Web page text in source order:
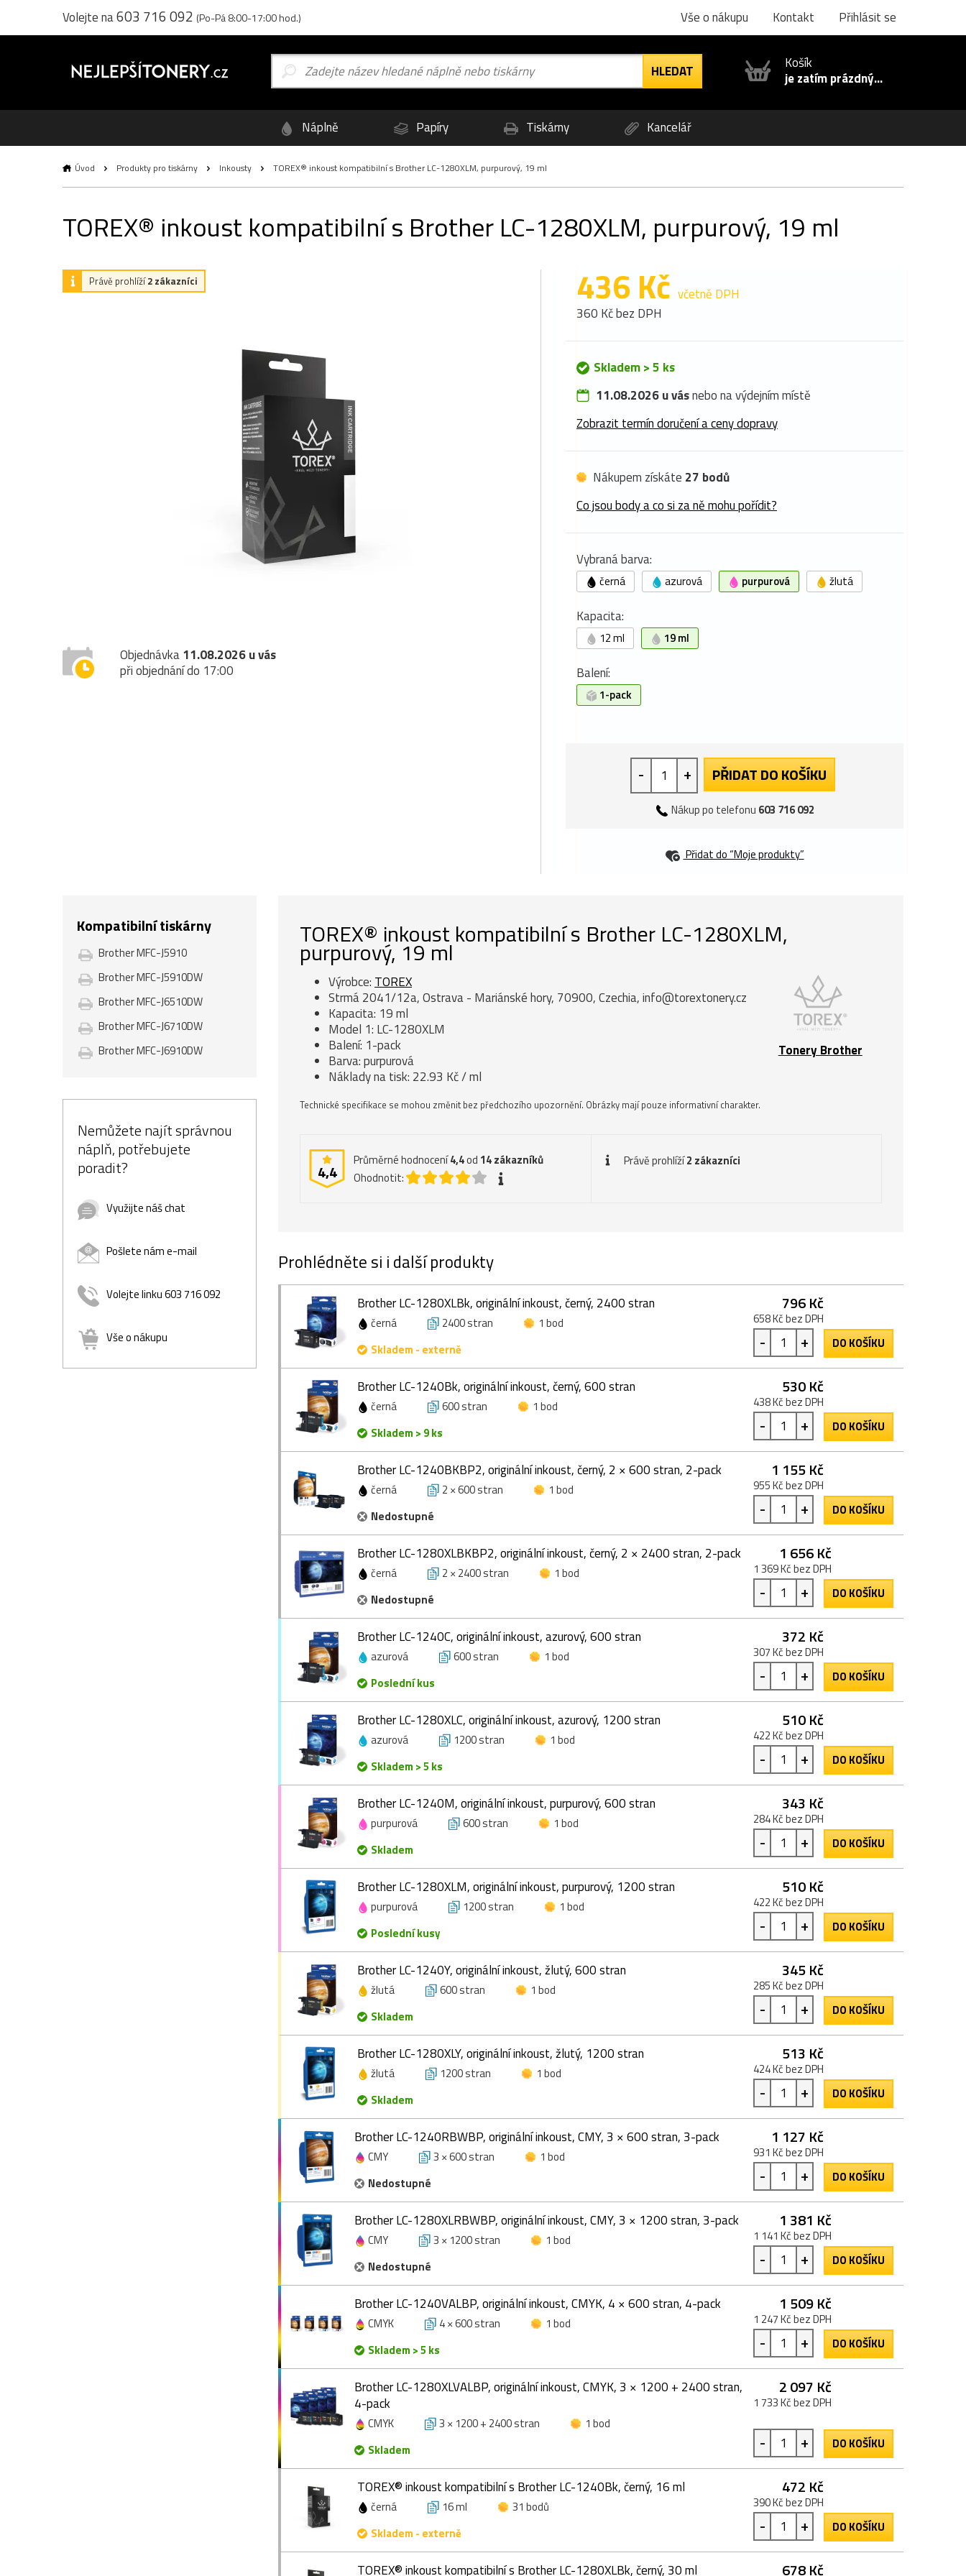
Volejte na603 716 092 (Po-Pá 8:00-17:00 hod.) Vše o nákupu Kontakt Přihlásit se
Košík
je zatím prázdný...
Náplně Papíry Tiskárny Kancelář
Úvod Produkty pro tiskárny Inkousty TOREX® inkoust kompatibilní s Brother LC-1280XLM, purpurový, 19 ml
TOREX® inkoust kompatibilní s Brother LC-1280XLM, purpurový, 19 ml
Právě prohlíží2 zákazníci
Objednávka11.08.2026 u vás
při objednání do 17:00
436 Kč včetně DPH
360 Kč bez DPH
Skladem > 5 ks
11.08.2026 u vásnebo na výdejním místě
Zobrazit termín doručení a ceny dopravy
Nákupem získáte 27 bodů
Co jsou body a co si za ně mohu pořídit?
Vybraná barva:
černá azurová purpurová žlutá
Kapacita:
12 ml 19 ml
Balení:
1-pack
- + PŘIDAT DO KOŠÍKU
Nákup po telefonu 603 716 092
Přidat do “Moje produkty”
Kompatibilní tiskárny
Brother MFC-J5910
Brother MFC-J5910DW
Brother MFC-J6510DW
Brother MFC-J6710DW
Brother MFC-J6910DW
Nemůžete najít správnou
náplň, potřebujete
poradit?
Využijte náš chat
Pošlete nám e-mail
Volejte linku 603 716 092
Vše o nákupu
TOREX® inkoust kompatibilní s Brother LC-1280XLM,
purpurový, 19 ml
Tonery Brother
Výrobce: TOREX
Strmá 2041/12a, Ostrava - Mariánské hory, 70900, Czechia, info@torextonery.cz
Kapacita: 19 ml
Model 1: LC-1280XLM
Balení: 1-pack
Barva: purpurová
Náklady na tisk: 22.93 Kč / ml
Technické specifikace se mohou změnit bez předchozího upozornění. Obrázky mají pouze informativní charakter.
4,4
Průměrné hodnocení4,4od 14zákazníků
Ohodnotit:
Právě prohlíží2 zákazníci
Prohlédněte si i další produkty
Brother LC-1280XLBk, originální inkoust, černý, 2400 stran
černá 2400 stran
1 bod
Skladem - externě
796 Kč
658 Kč bez DPH
- + DO KOŠÍKU
Brother LC-1240Bk, originální inkoust, černý, 600 stran
černá 600 stran
1 bod
Skladem > 9 ks
530 Kč
438 Kč bez DPH
- + DO KOŠÍKU
Brother LC-1240BKBP2, originální inkoust, černý, 2 × 600 stran, 2-pack
černá 2 × 600 stran
1 bod
Nedostupné
1 155 Kč
955 Kč bez DPH
- + DO KOŠÍKU
Brother LC-1280XLBKBP2, originální inkoust, černý, 2 × 2400 stran, 2-pack
černá 2 × 2400 stran
1 bod
Nedostupné
1 656 Kč
1 369 Kč bez DPH
- + DO KOŠÍKU
Brother LC-1240C, originální inkoust, azurový, 600 stran
azurová 600 stran
1 bod
Poslední kus
372 Kč
307 Kč bez DPH
- + DO KOŠÍKU
Brother LC-1280XLC, originální inkoust, azurový, 1200 stran
azurová 1200 stran
1 bod
Skladem > 5 ks
510 Kč
422 Kč bez DPH
- + DO KOŠÍKU
Brother LC-1240M, originální inkoust, purpurový, 600 stran
purpurová 600 stran
1 bod
Skladem
343 Kč
284 Kč bez DPH
- + DO KOŠÍKU
Brother LC-1280XLM, originální inkoust, purpurový, 1200 stran
purpurová 1200 stran
1 bod
Poslední kusy
510 Kč
422 Kč bez DPH
- + DO KOŠÍKU
Brother LC-1240Y, originální inkoust, žlutý, 600 stran
žlutá 600 stran
1 bod
Skladem
345 Kč
285 Kč bez DPH
- + DO KOŠÍKU
Brother LC-1280XLY, originální inkoust, žlutý, 1200 stran
žlutá 1200 stran
1 bod
Skladem
513 Kč
424 Kč bez DPH
- + DO KOŠÍKU
Brother LC-1240RBWBP, originální inkoust, CMY, 3 × 600 stran, 3-pack
CMY 3 × 600 stran
1 bod
Nedostupné
1 127 Kč
931 Kč bez DPH
- + DO KOŠÍKU
Brother LC-1280XLRBWBP, originální inkoust, CMY, 3 × 1200 stran, 3-pack
CMY 3 × 1200 stran
1 bod
Nedostupné
1 381 Kč
1 141 Kč bez DPH
- + DO KOŠÍKU
Brother LC-1240VALBP, originální inkoust, CMYK, 4 × 600 stran, 4-pack
CMYK 4 × 600 stran
1 bod
Skladem > 5 ks
1 509 Kč
1 247 Kč bez DPH
- + DO KOŠÍKU
Brother LC-1280XLVALBP, originální inkoust, CMYK, 3 × 1200 + 2400 stran,
4-pack
CMYK 3 × 1200 + 2400 stran
1 bod
Skladem
2 097 Kč
1 733 Kč bez DPH
- + DO KOŠÍKU
TOREX® inkoust kompatibilní s Brother LC-1240Bk, černý, 16 ml
černá 16 ml
31 bodů
Skladem - externě
472 Kč
390 Kč bez DPH
- + DO KOŠÍKU
TOREX® inkoust kompatibilní s Brother LC-1280XLBk, černý, 30 ml 678 Kč